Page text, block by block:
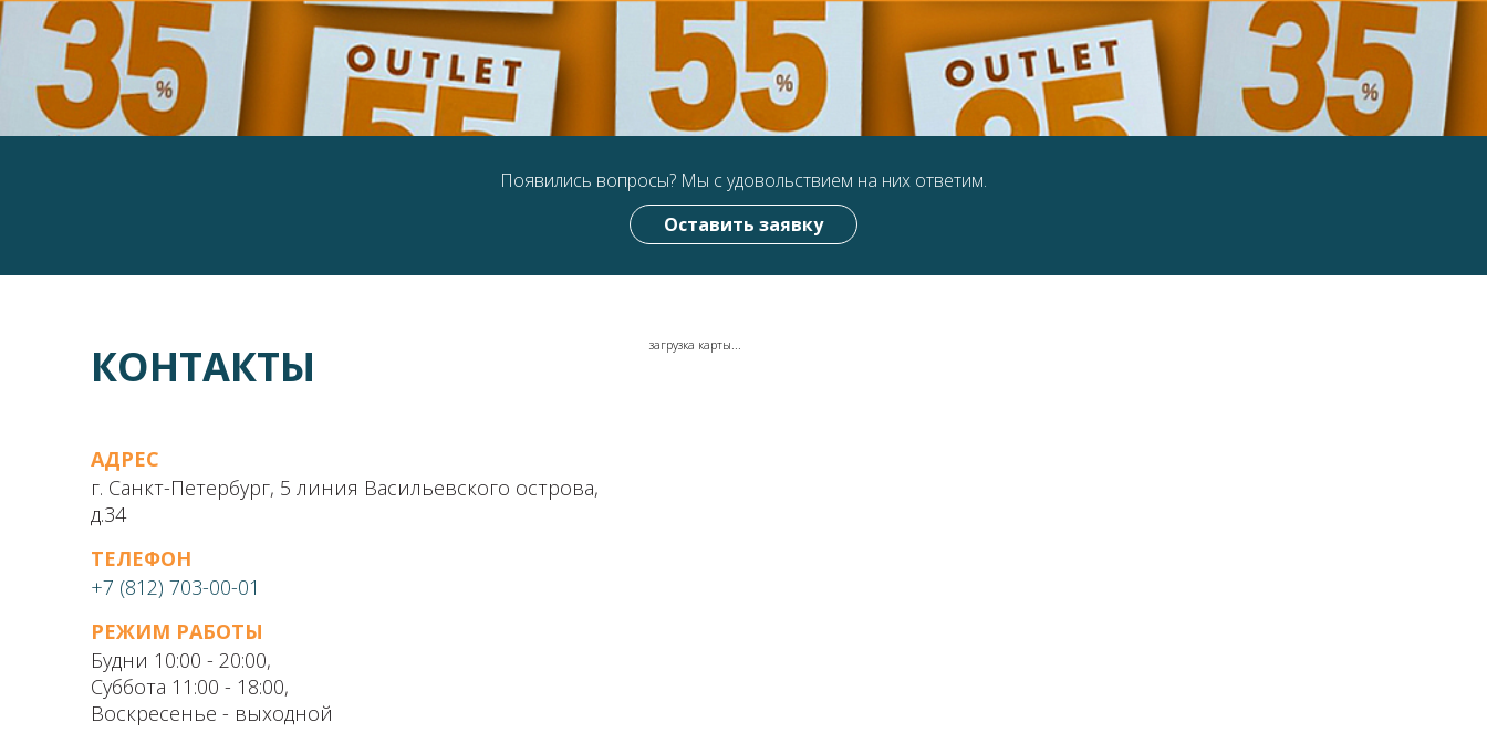
Появились вопросы? Мы с удовольствием на них ответим.
Оставить заявку
КОНТАКТЫ
АДРЕС
г. Санкт-Петербург, 5 линия Васильевского острова,
д.34
ТЕЛЕФОН
+7 (812) 703-00-01
РЕЖИМ РАБОТЫ
Будни 10:00 - 20:00,
Суббота 11:00 - 18:00,
Воскресенье - выходной
загрузка карты...